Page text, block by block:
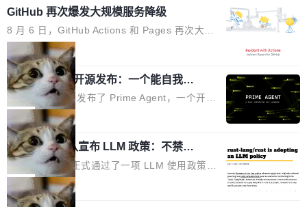
他引用的帖子来自 Mathew Shen，一位 ICLR 2
026 的读者：「看了篇 ...
理由很具体。FA 系列不需要解释，但 FA2 是他
认为最重要的一个——复杂度恰到好处，刚好能
驱动你去学 CuTe，但还没被那些"邪恶的" Hopp
er++ 优化所淹没，足够容易修改和适配。 更关
键的是 FA2 的持久性...
鸿蒙通过统一技术底座和分布式能力，为不同类
型智能设备的开发、连接与互联提供关键支撑，
也为产业链企业探索产品创新与商业增长打开新
的空间。 8月14日，开源鸿蒙智能硬件开发者日
（OHDD：OpenHarmony Hardware Develope
r Day）将在杭州启航。活动面向智能硬件产业
链企业和开发者，邀请行业专家与资深技术顾
问，围绕开源鸿蒙技术能力、设备适配、芯片适
配、功耗与稳定性调优、兼容性测评及统一互联
等内容展开系统讲解和实战交流，帮助企业进一
步了解开源鸿蒙在智能...
GitHub 再次爆发大规模服务降级
8 月 6 日，GitHub Actions 和 Pages 再次大规
模服务降级，Actions 完全不可用超过 5 小时，
webhook 停发，连自托管 runner 也因调度层故
障无法工作。Pages、Copilot code review、C
opilot coding agent 全部受影响。从检测到完全
恢复，大约 12 小时。 这是 2026 年 8 月的第六
起事故，其中四起与 AI/Copilot 服务相关。 Git
Hub 员工 kdaigle 在 HN 讨论中贴出了一组数
据：2025 年全年 10 亿次 commit。现在，每周
2.75 亿次，全年预计 140 亿次。GitHub...
局
Prime Agent 开源发布：一个能自我改
进的编程 Agent，ARC-AGI 3 超越人类
专家基线
Prime Intellect 发布了 Prime Agent，一个开源
的编程 Agent Harness，核心设计围绕两个抽
象：Recursive Language Model（RLM）和 C
ontinual Harness。在 ARC-AGI 3 基准测试
上，Prime Agent + Opus 5 的组合达到了 95.
5% RHAE Best@1，超过了 ARC 报告的人类专
家基线 95.4%。 不是又一个 coding agent 包装
局
Rust 项目团队宣布 LLM 政策：不禁
止，但你要承认哪些代码不是你写的
Rust 语言项目正式通过了一项 LLM 使用政策，
覆盖 rust-lang/rust 单一仓库的代码贡献。这不
是项目级别的官方立场，目前由五个团队采纳，
局